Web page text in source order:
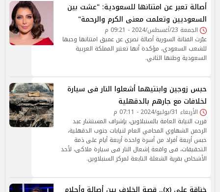
أصالة تعبر عن امتنانها للسعودية: "عشت بين
السعوديين وتعلمت معنى الكرم والرحمة"
الجمعة 23/أغسطس/2024 - 09:21 م
عبّرت الفنانة السورية أصالة نصري عن عميق امتنانها وحبها
للشعب السعودي، مؤكدة أنها تعتبر المملكة العربية
السعودية وطنها الثاني.
حبس زوجين وابنتيهما أشعلوا النار فى سيارة
لخلافات مع جارهم بالدقهلية
الأربعاء 31/يوليو/2024 - 07:11 م
قررت النيابة العامة بالسنبلاوين، بإشراف المستشار عبد
الرحمن الشهاوي المحامي العام لنيابات جنوب الدقهلية،
حبس أربعة أفراد من أسرة واحدة أربعة أيام على ذمة
التحقيقات، فى واقعة إشعال النار فى سيارة ملاكى، لأحد
الأشخاص بقرية الشعلة التابعة لمركز السنبلاوين.